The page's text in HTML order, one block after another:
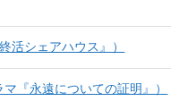
活シェアハウス』）
『永遠についての証明』）